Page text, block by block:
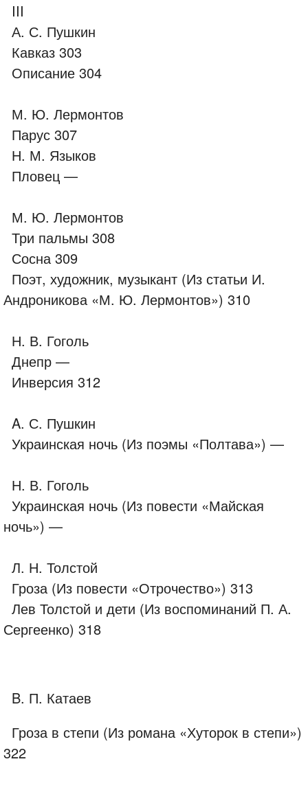
III
А. С. Пушкин
Кавказ 303
Описание 304
М. Ю. Лермонтов
Парус 307
Н. М. Языков
Пловец —
М. Ю. Лермонтов
Три пальмы 308
Сосна 309
Поэт, художник, музыкант (Из статьи И.
Андроникова «М. Ю. Лермонтов») 310
Н. В. Гоголь
Днепр —
Инверсия 312
A. С. Пушкин
Украинская ночь (Из поэмы «Полтава») —
Н. В. Гоголь
Украинская ночь (Из повести «Майская
ночь») —
Л. Н. Толстой
Гроза (Из повести «Отрочество») 313
Лев Толстой и дети (Из воспоминаний П. А.
Сергеенко) 318
B. П. Катаев
Гроза в степи (Из романа «Хуторок в степи»)
322